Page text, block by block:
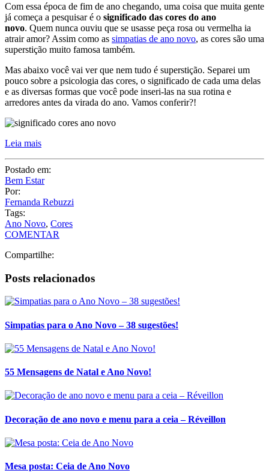
Com essa época de fim de ano chegando, uma coisa que muita gente
já começa a pesquisar é o significado das cores do ano
novo. Quem nunca ouviu que se usasse peça rosa ou vermelha ia
atrair amor? Assim como as simpatias de ano novo, as cores são uma
superstição muito famosa também.
Mas abaixo você vai ver que nem tudo é superstição. Separei um
pouco sobre a psicologia das cores, o significado de cada uma delas
e as diversas formas que você pode inseri-las na sua rotina e
arredores antes da virada do ano. Vamos conferir?!
Leia mais
Postado em:
Bem Estar
Por:
Fernanda Rebuzzi
Tags:
Ano Novo, Cores
COMENTAR
Compartilhe:
Posts relacionados
Simpatias para o Ano Novo – 38 sugestões!
55 Mensagens de Natal e Ano Novo!
Decoração de ano novo e menu para a ceia – Réveillon
Mesa posta: Ceia de Ano Novo